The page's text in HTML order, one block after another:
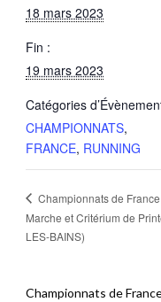
18 mars 2023
Fin :
19 mars 2023
Catégories
CHAMPIONNATS,
FRANCE, RUNNING
Championnats de
Marche et Critérium de
LES-BAINS)
Championnats de